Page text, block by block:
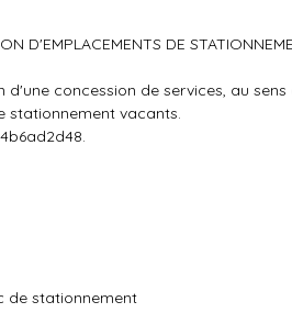
D'EMPLACEMENTS DE
concession de services, au
stationnement vacants.
de stationnement